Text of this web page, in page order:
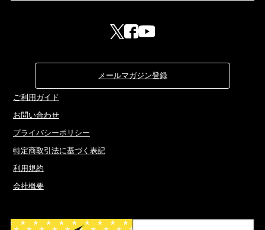
メールマガジン登録
ご利用ガイド
お問い合わせ
プライバシーポリシー
特定商取引法に基づく表記
利用規約
会社概要